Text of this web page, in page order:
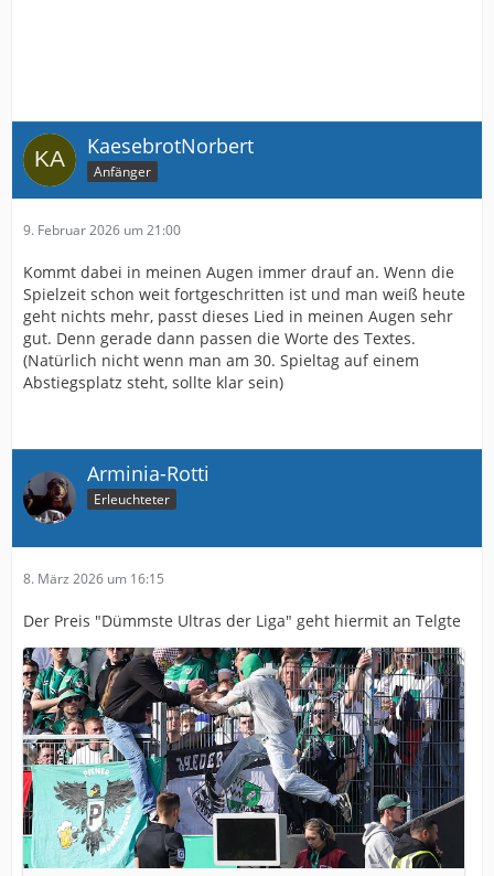
KaesebrotNorbert
Anfänger
9. Februar 2026 um 21:00
Kommt dabei in meinen Augen immer drauf an. Wenn die
Spielzeit schon weit fortgeschritten ist und man weiß heute
geht nichts mehr, passt dieses Lied in meinen Augen sehr
gut. Denn gerade dann passen die Worte des Textes.
(Natürlich nicht wenn man am 30. Spieltag auf einem
Abstiegsplatz steht, sollte klar sein)
Arminia-Rotti
Erleuchteter
8. März 2026 um 16:15
Der Preis "Dümmste Ultras der Liga" geht hiermit an Telgte